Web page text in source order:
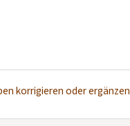
korrigieren oder ergänzen